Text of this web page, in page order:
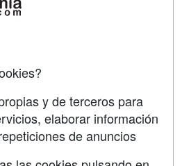
y de terceros para
elaborar información
de anuncios